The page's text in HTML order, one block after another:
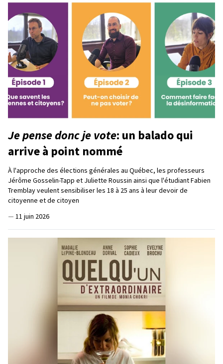
Je pense donc je vote: un balado qui
arrive à point nommé
À l'approche des élections générales au Québec, les professeurs
Jérôme Gosselin-Tapp et Juliette Roussin ainsi que l'étudiant Fabien
Tremblay veulent sensibiliser les 18 à 25 ans à leur devoir de
citoyenne et de citoyen
— 11 juin 2026